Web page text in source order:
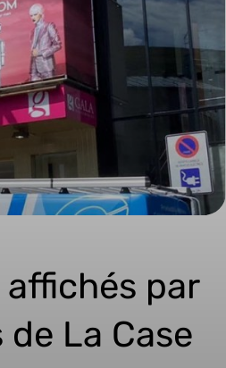
par
La Case